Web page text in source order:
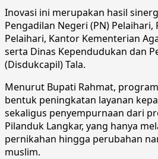
Inovasi ini merupakan hasil
Pengadilan Negeri (PN) Pelaihari,
Pelaihari, Kantor Kementerian
serta Dinas Kependudukan dan
(Disdukcapil) Tala.
Menurut Bupati Rahmat,
bentuk peningkatan layanan
sekaligus penyempurnaan dari
Pilanduk Langkar, yang hanya
pernikahan hingga perubahan
muslim.